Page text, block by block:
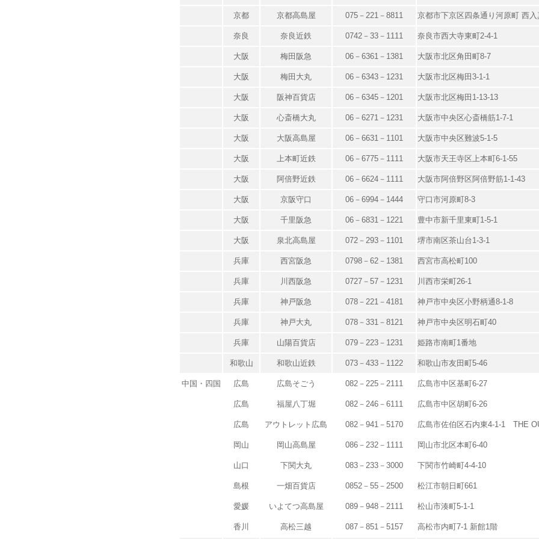
京都 京都高島屋 075－221－8811 京都市下京区四条通り河原町 西入
奈良 奈良近鉄 0742－33－1111 奈良市西大寺東町2-4-1
大阪 梅田阪急 06－6361－1381 大阪市北区角田町8-7
大阪 梅田大丸 06－6343－1231 大阪市北区梅田3-1-1
大阪 阪神百貨店 06－6345－1201 大阪市北区梅田1-13-13
大阪 心斎橋大丸 06－6271－1231 大阪市中央区心斎橋筋1-7-1
大阪 大阪高島屋 06－6631－1101 大阪市中央区難波5-1-5
大阪 上本町近鉄 06－6775－1111 大阪市天王寺区上本町6-1-55
大阪 阿倍野近鉄 06－6624－1111 大阪市阿倍野区阿倍野筋1-1-43
大阪 京阪守口 06－6994－1444 守口市河原町8-3
大阪 千里阪急 06－6831－1221 豊中市新千里東町1-5-1
大阪 泉北高島屋 072－293－1101 堺市南区茶山台1-3-1
兵庫 西宮阪急 0798－62－1381 西宮市高松町100
兵庫 川西阪急 0727－57－1231 川西市栄町26-1
兵庫 神戸阪急 078－221－4181 神戸市中央区小野柄通8-1-8
兵庫 神戸大丸 078－331－8121 神戸市中央区明石町40
兵庫 山陽百貨店 079－223－1231 姫路市南町1番地
和歌山 和歌山近鉄 073－433－1122 和歌山市友田町5-46
中国・四国 広島 広島そごう 082－225－2111 広島市中区基町6-27
広島 福屋八丁堀 082－246－6111 広島市中区胡町6-26
広島 アウトレット広島 082－941－5170 広島市佐伯区石内東4-1-1 THE
岡山 岡山高島屋 086－232－1111 岡山市北区本町6-40
山口 下関大丸 083－233－3000 下関市竹崎町4-4-10
島根 一畑百貨店 0852－55－2500 松江市朝日町661
愛媛 いよてつ高島屋 089－948－2111 松山市湊町5-1-1
香川 高松三越 087－851－5157 高松市内町7-1 新館1階